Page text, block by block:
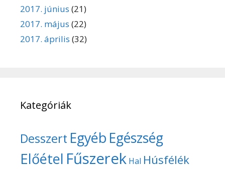
2017. június (21)
2017. május (22)
2017. április (32)
Kategóriák
Desszert Egyéb Egészség
Előétel Fűszerek Hal Húsfélék